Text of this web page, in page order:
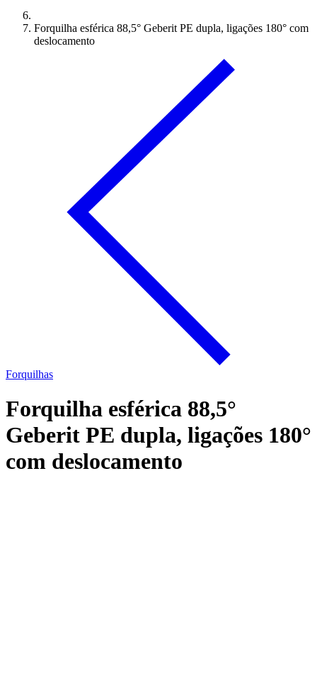
Forquilha esférica 88,5° Geberit PE dupla, ligações 180° com
deslocamento
Forquilhas
Forquilha esférica 88,5°
Geberit PE dupla, ligações 180°
com deslocamento